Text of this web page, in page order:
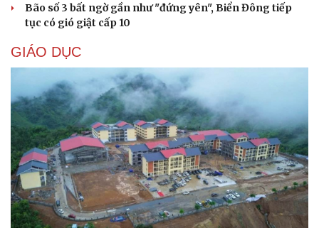
Cải chính
Bão số 3 bất ngờ gần như "đứng yên", Biển Đông tiếp
tục có gió giật cấp 10
GIÁO DỤC